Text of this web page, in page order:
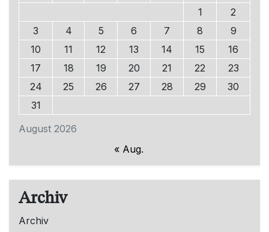
August 2026
1
2
3
4 5 6 7 8
9
10
11 12 13 14 15
16
17
18 19 20 21 22
23
24
25 26 27 28 29
30
31
« Aug.
Archiv
Archiv